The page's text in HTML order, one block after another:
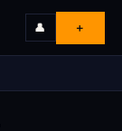
👤 ＋